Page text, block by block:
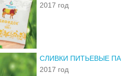
2017 год
СЛИВКИ ПИТЬЕВЫЕ
2017 год